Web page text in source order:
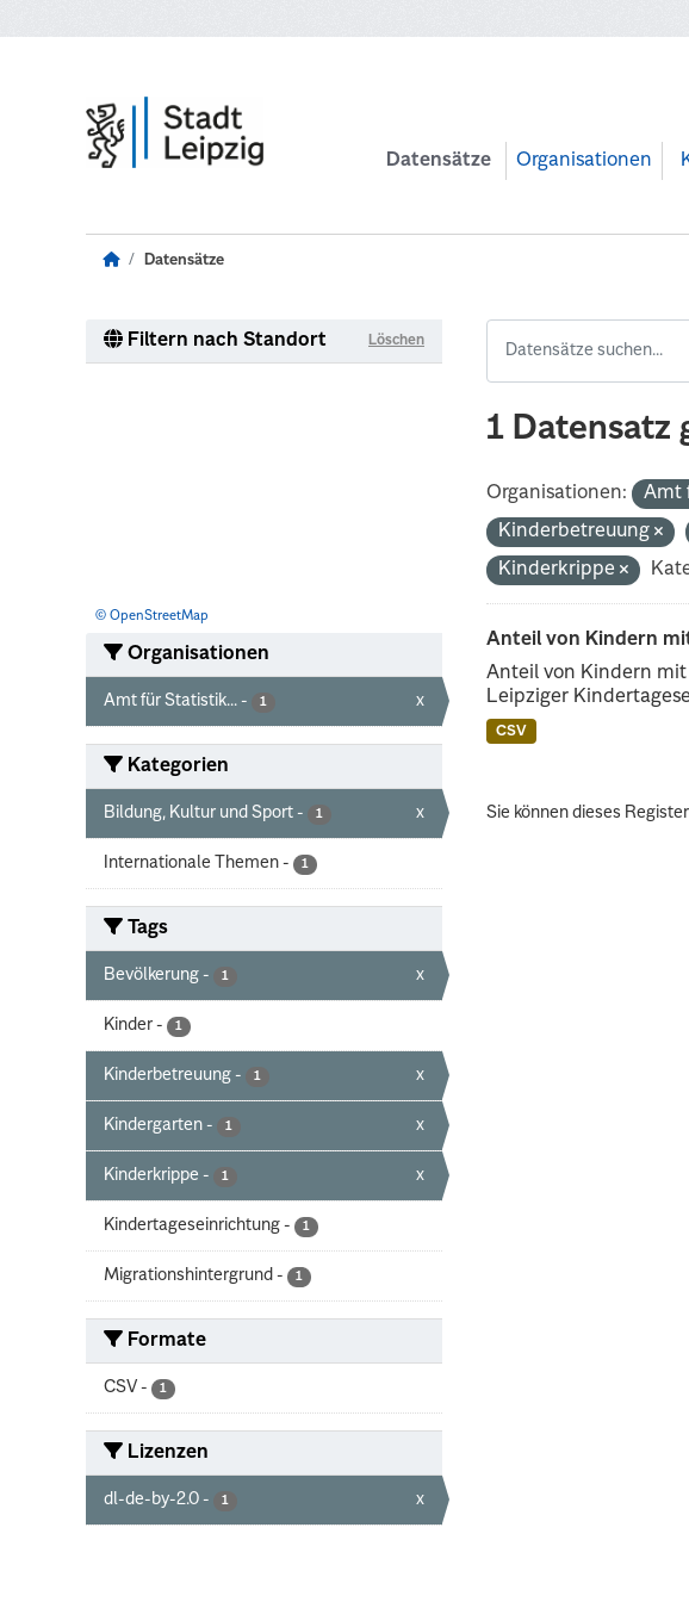
Datensätze Organisationen
Datensätze
Filtern nach Standort Löschen
© OpenStreetMap
Organisationen
Amt für Statistik... - 1 x
Kategorien
Bildung, Kultur und Sport - 1 x
Internationale Themen - 1
Tags
Bevölkerung - 1 x
Kinder - 1
Kinderbetreuung - 1 x
Kindergarten - 1 x
Kinderkrippe - 1 x
Kindertageseinrichtung - 1
Migrationshintergrund - 1
Formate
CSV - 1
Lizenzen
dl-de-by-2.0 - 1 x
1 Datensatz
Organisationen: Amt
Kinderbetreuung
Kinderkrippe
Anteil von Kindern
Anteil von Kindern
Leipziger
CSV
Sie können dieses